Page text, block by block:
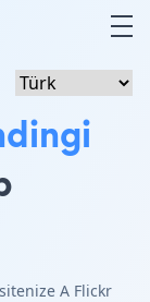
A Flickr